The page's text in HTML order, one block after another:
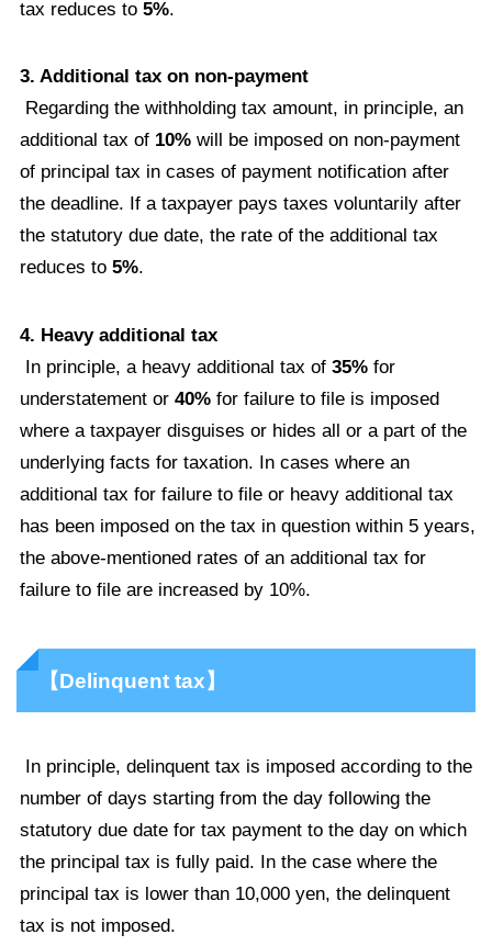
tax reduces to 5%.
3. Additional tax on non-payment
Regarding the withholding tax amount, in principle, an
additional tax of 10% will be imposed on non-payment
of principal tax in cases of payment notification after
the deadline. If a taxpayer pays taxes voluntarily after
the statutory due date, the rate of the additional tax
reduces to 5%.
4. Heavy additional tax
In principle, a heavy additional tax of 35% for
understatement or 40% for failure to file is imposed
where a taxpayer disguises or hides all or a part of the
underlying facts for taxation. In cases where an
additional tax for failure to file or heavy additional tax
has been imposed on the tax in question within 5 years,
the above-mentioned rates of an additional tax for
failure to file are increased by 10%.
【Delinquent tax】
In principle, delinquent tax is imposed according to the
number of days starting from the day following the
statutory due date for tax payment to the day on which
the principal tax is fully paid. In the case where the
principal tax is lower than 10,000 yen, the delinquent
tax is not imposed.